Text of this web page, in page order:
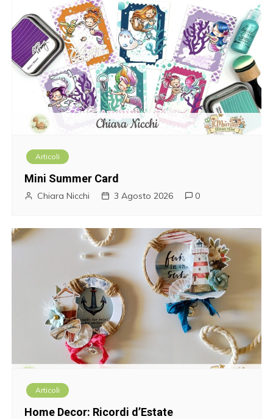
a
r
t
Articoli
Mini Summer Card
Chiara Nicchi 3 Agosto 2026 0
Articoli
Home Decor: Ricordi d’Estate